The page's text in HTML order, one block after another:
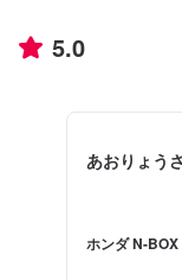
5.0
あおりょう
ホンダ N-